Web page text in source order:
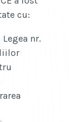
cu:
nr.